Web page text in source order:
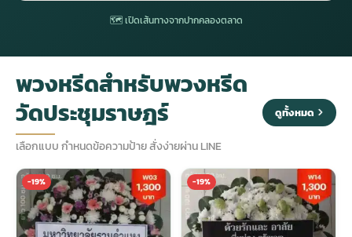
ดอกไม้งานศพ ปากคลองตลาด
ร้านดอกไม้งานศพ ใกล้ฉัน
สั่งพวงหรีด ออนไลน์
ส่งพวงหรีด ด่วน กรุงเทพ
ะดับเมรุ
มรุ ออนไลน์
มรุ ส่งด่วน
🗺 เปิดเส้นทางจากปากคลองตลาด
พวงหรีดสำหรับพวงหรีด
วัดประชุมราษฎร์
เลือกแบบ กำหนดข้อความป้าย สั่งง่ายผ่าน LINE
ดูทั้งหมด
-19% -19%